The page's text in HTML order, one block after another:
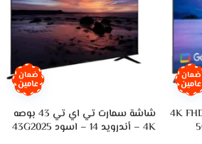
ضمان
عامين
شاشه 50 بوصه تي اي تي 4K FHD
ضمان
عامين
شاشة سمارت تي اي تي 43 بوصه
4K – أندرويد 14 – اسود 43G2025